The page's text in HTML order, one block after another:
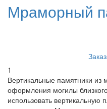
Мраморный
1
Вертикальные памятники из
оформления могилы
использовать вертикальную